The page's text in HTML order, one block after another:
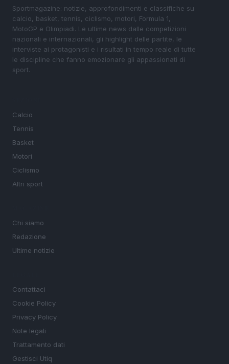
Sportmagazine: notizie, approfondimenti e classifiche su
calcio, basket, tennis, ciclismo, motori, Formula 1,
MotoGP e Olimpiadi. Le ultime news dalle competizioni
nazionali e internazionali, gli highlight delle partite, le
interviste ai protagonisti e i risultati in tempo reale di tutte
le discipline che fanno emozionare gli appassionati di
sport.
Calcio
Tennis
Basket
Motori
Ciclismo
Altri sport
Chi siamo
Redazione
Ultime notizie
Contattaci
Cookie Policy
Privacy Policy
Note legali
Trattamento dati
Gestisci Utiq